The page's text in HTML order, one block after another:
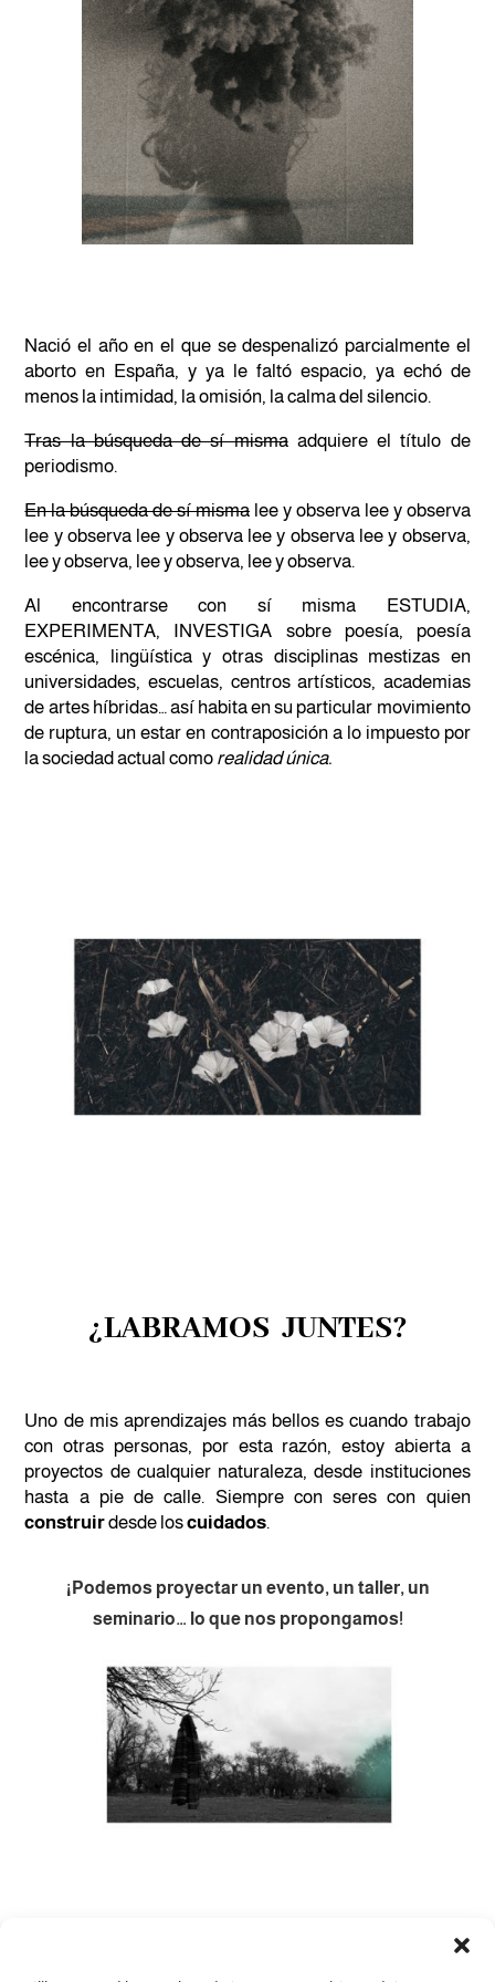
Nació el año en el que se despenalizó parcialmente el
aborto en España, y ya le faltó espacio, ya echó de
menos la intimidad, la omisión, la calma del silencio.
Tras la búsqueda de sí mismaadquiere el título de
periodismo.
En la búsqueda de sí misma lee y observa lee y observa
lee y observa lee y observa lee y observa lee y observa,
lee y observa, lee y observa, lee y observa.
Al encontrarse con sí misma ESTUDIA,
EXPERIMENTA, INVESTIGA sobre poesía, poesía
escénica, lingüística y otras disciplinas mestizas en
universidades, escuelas, centros artísticos, academias
de artes híbridas… así habita en su particular movimiento
de ruptura, un estar en contraposición a lo impuesto por
la sociedad actual como realidad única.
¿LABRAMOS JUNTES?
Uno de mis aprendizajes más bellos es cuando trabajo
con otras personas, por esta razón, estoy abierta a
proyectos de cualquier naturaleza, desde instituciones
hasta a pie de calle. Siempre con seres con quien
construirdesde loscuidados.
¡Podemos proyectar un evento, un taller, un
seminario… lo que nos propongamos!